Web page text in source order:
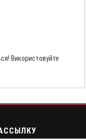
Використовуйте